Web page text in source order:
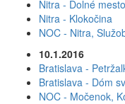
Nitra - Dolné mesto
Nitra - Klokočina
NOC - Nitra,
10.1.2016
Bratislava -
Bratislava - Dóm
NOC - Močenok,